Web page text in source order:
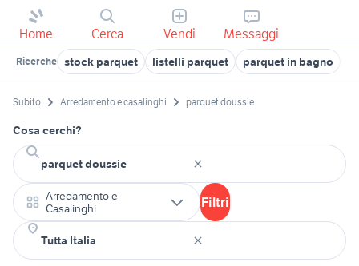
Home Cerca Vendi Messaggi
Ricerche stock parquet listelli parquet parquet in bagno
Subito Arredamento e casalinghi parquet doussie
Cosa cerchi?
Arredamento e
Casalinghi
Filtri